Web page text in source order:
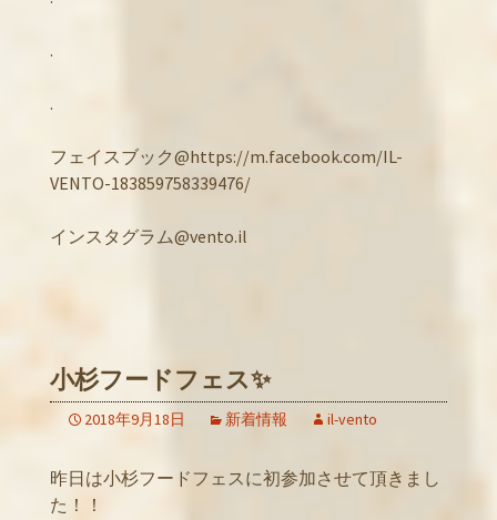
.
.
フェイスブック@https://m.facebook.com/IL-
VENTO-183859758339476/
インスタグラム@vento.il
小杉フードフェス✨
2018年9月18日 新着情報 il-vento
昨日は小杉フードフェスに初参加させて頂きまし
た！！